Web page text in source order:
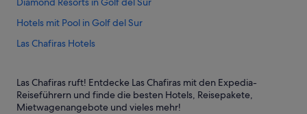
Hotels mit Pool in Golf del Sur
Las Chafiras Hotels
Los Abrigos Hotels
Hotels mit Restaurant in San Miguel de Abona
Las Chafiras ruft! Entdecke Las Chafiras mit den Expedia-
Reiseführern und finde die besten Hotels, Reisepakete,
Mietwagenangebote und vieles mehr!